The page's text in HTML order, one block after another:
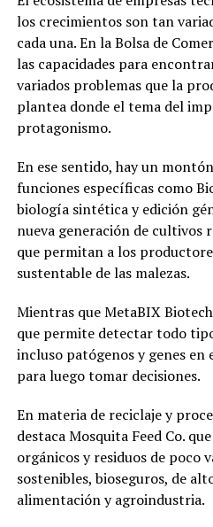
los crecimientos son tan
cada una. En la Bolsa de
las capacidades para
variados problemas que la
plantea donde el tema del
protagonismo.
En ese sentido, hay un
funciones específicas como
biología sintética y edición
nueva generación de cultivos
que permitan a los
sustentable de las malezas.
Mientras que MetaBIX
que permite detectar todo
incluso patógenos y genes en
para luego tomar decisiones.
En materia de reciclaje y
destaca Mosquita Feed Co.
orgánicos y residuos de poco
sostenibles, bioseguros, de
alimentación y agroindustria.